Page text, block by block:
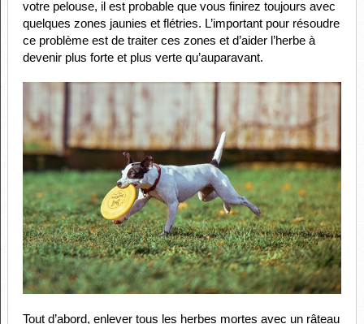
votre pelouse, il est probable que vous finirez toujours avec
quelques zones jaunies et flétries. L’important pour résoudre
ce problème est de traiter ces zones et d’aider l’herbe à
devenir plus forte et plus verte qu’auparavant.
Tout d’abord, enlever tous les herbes mortes avec un râteau